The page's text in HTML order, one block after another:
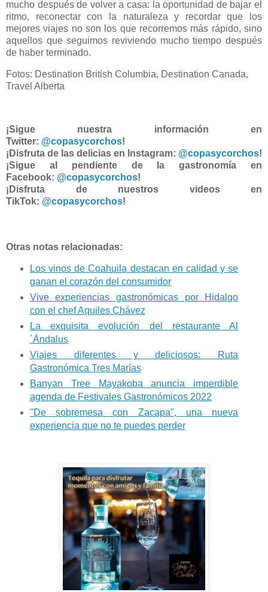
mucho después de volver a casa: la oportunidad de bajar el
ritmo, reconectar con la naturaleza y recordar que los
mejores viajes no son los que recorremos más rápido, sino
aquellos que seguimos reviviendo mucho tiempo después
de haber terminado.
Fotos: Destination British Columbia, Destination Canada,
Travel Alberta
¡Sigue nuestra información en
Twitter: @copasycorchos!
¡Disfruta de las delicias en Instagram: @copasycorchos!
¡Sigue al pendiente de la gastronomía en
Facebook: @copasycorchos!
¡Disfruta de nuestros videos en
TikTok: @copasycorchos!
Otras notas relacionadas:
Los vinos de Coahuila destacan en calidad y se
ganan el corazón del consumidor
Vive experiencias gastronómicas por Hidalgo
con el chef Aquiles Chávez
La exquisita evolución del restaurante Al
´Ándalus
Viajes diferentes y deliciosos: Ruta
Gastronómica Tres Marías
Banyan Tree Mayakoba anuncia imperdible
agenda de Festivales Gastronómicos 2022
"De sobremesa con Zacapa", una nueva
experiencia que no te puedes perder